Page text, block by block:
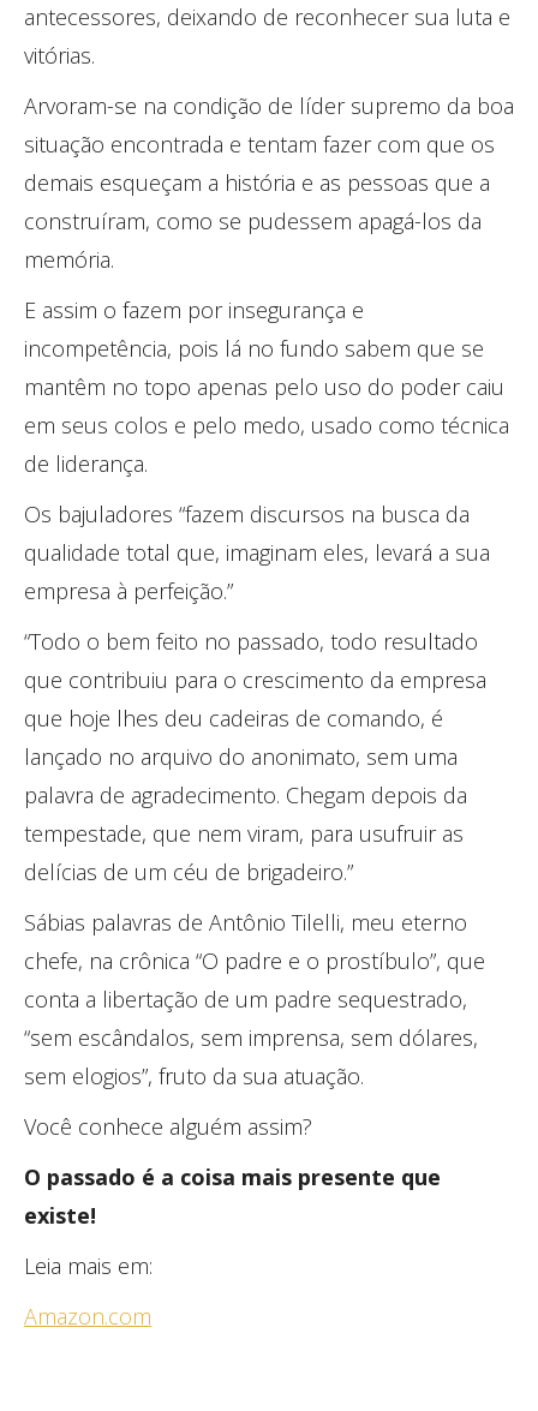
antecessores, deixando de reconhecer sua luta e
vitórias.
Arvoram-se na condição de líder supremo da boa
situação encontrada e tentam fazer com que os
demais esqueçam a história e as pessoas que a
construíram, como se pudessem apagá-los da
memória.
E assim o fazem por insegurança e
incompetência, pois lá no fundo sabem que se
mantêm no topo apenas pelo uso do poder caiu
em seus colos e pelo medo, usado como técnica
de liderança.
Os bajuladores “fazem discursos na busca da
qualidade total que, imaginam eles, levará a sua
empresa à perfeição.”
“Todo o bem feito no passado, todo resultado
que contribuiu para o crescimento da empresa
que hoje lhes deu cadeiras de comando, é
lançado no arquivo do anonimato, sem uma
palavra de agradecimento. Chegam depois da
tempestade, que nem viram, para usufruir as
delícias de um céu de brigadeiro.”
Sábias palavras de Antônio Tilelli, meu eterno
chefe, na crônica “O padre e o prostíbulo”, que
conta a libertação de um padre sequestrado,
“sem escândalos, sem imprensa, sem dólares,
sem elogios”, fruto da sua atuação.
Você conhece alguém assim?
O passado é a coisa mais presente que
existe!
Leia mais em:
Amazon.com